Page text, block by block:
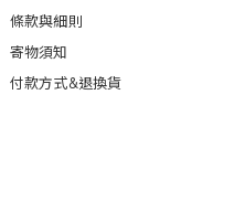
條款與細則
寄物須知
付款方式&退換貨